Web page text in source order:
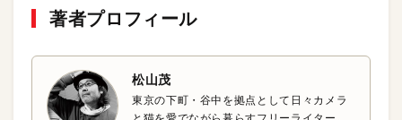
著者プロフィール
松山茂
東京の下町・谷中を拠点として日々カメラ